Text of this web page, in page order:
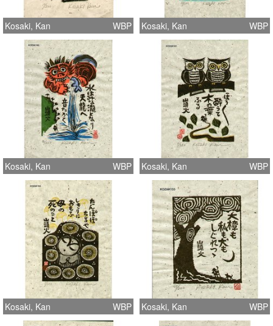
Kosaki, Kan WBP Kosaki, Kan WBP
Kosaki, Kan WBP Kosaki, Kan WBP
Kosaki, Kan WBP Kosaki, Kan WBP